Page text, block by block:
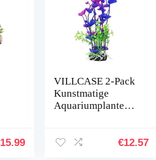
15.99
VILLCASE 2-Pack
Kunstmatige
Aquariumplanten
Inrichting Plastic
€12.57